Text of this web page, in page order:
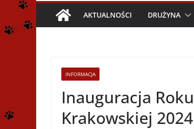
AKTUALNOŚCI DRUŻYNA
INFORMACJA
Inauguracja
Krakowskiej 2024